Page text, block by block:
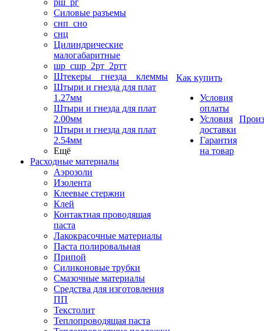
рш_рг
Силовые разъемы
снп_сно
снц
Цилиндрические
малогабаритные
шр_сшр_2рт_2ртт
Штекеры _ гнезда _ клеммы
Штыри и гнезда для плат
1.27мм
Штыри и гнезда для плат
2.00мм
Штыри и гнезда для плат
2.54мм
Ещё
Расходные материалы
Аэрозоли
Изолента
Клеевые стержни
Клей
Контактная проводящая
паста
Лакокрасочные материалы
Паста полировальная
Припой
Силиконовые трубки
Смазочные материалы
Средства для изготовления
ПП
Текстолит
Теплопроводящая паста
Как купить
Условия
оплаты
Условия
доставки
Гарантия
на товар